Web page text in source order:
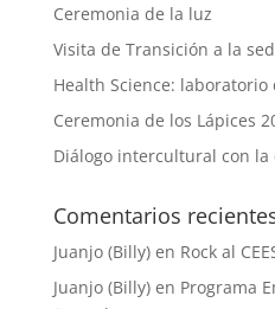
Ceremonia de la luz
Visita de Transición a la
Health Science:
Ceremonia de los Lápices
Diálogo intercultural con
Comentarios
Juanjo (Billy)en Rock al
Juanjo (Billy)en Programa